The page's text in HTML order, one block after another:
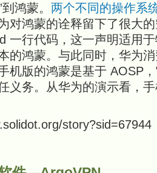
鸿蒙。 两个不同的操作系
对鸿蒙的诠释留下了很大
一行代码，这一声明适用
的鸿蒙。与此同时，华为
手机版的鸿蒙是基于 AOSP
义务。从华为的演示看，
story?sid=67944